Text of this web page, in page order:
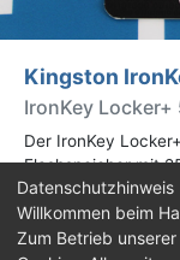
Kingston
IronKey Locker+
Der IronKey
Flashspeicher mit
XTS-Modus. Wir
genauer
Datenschutzhinweis
Willkommen beim
Zum Betrieb